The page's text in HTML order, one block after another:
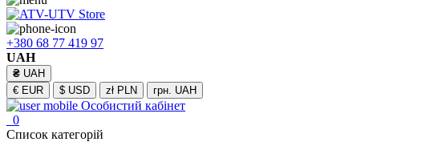
+380 68 77 419 97
UAH
₴ UAH
€ EUR $ USD zł PLN грн. UAH
Особистий кабінет
0
Список категорій